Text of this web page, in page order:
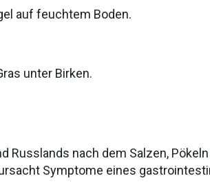
auf feuchtem Boden.
unter Birken.
Russlands nach dem Salzen, Pökeln
Symptome eines